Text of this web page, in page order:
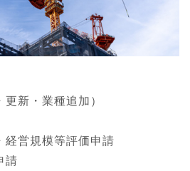
新・業種追加）
経営規模等評価申請
請